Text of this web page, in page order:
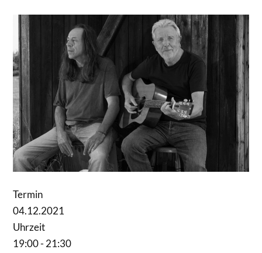
Termin
04.12.2021
Uhrzeit
19:00 - 21:30